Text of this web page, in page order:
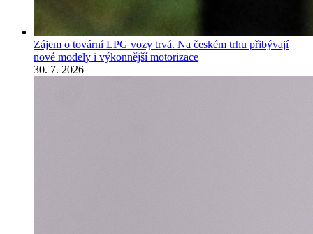
Zájem o tovární LPG vozy trvá. Na českém trhu přibývají
nové modely i výkonnější motorizace
30. 7. 2026